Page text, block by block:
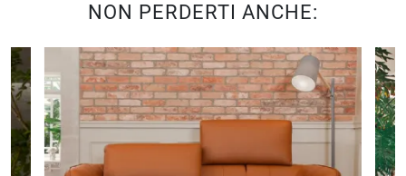
NON PERDERTI ANCHE: